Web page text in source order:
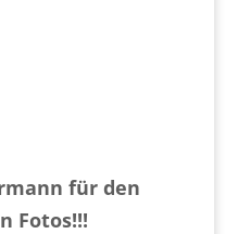
für den
Fotos!!!